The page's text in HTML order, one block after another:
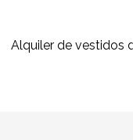
Alquiler de vestidos